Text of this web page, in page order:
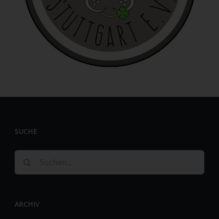
SUCHE
nach:
ARCHIV
identifizierbar wird eine natürliche Person angesehen, die
direkt oder indirekt, insbesondere mittels Zuordnung zu
einer Kennung wie einem Namen, zu einer Kennnummer,
zu Standortdaten, zu einer Online-Kennung oder zu
einem oder mehreren besonderen Merkmalen, die
Ausdruck der physischen, physiologischen, genetischen,
psychischen, wirtschaftlichen, kulturellen oder sozialen
identifizierbare natürliche Person, deren
Vorgangsreihe im Zusammenhang mit